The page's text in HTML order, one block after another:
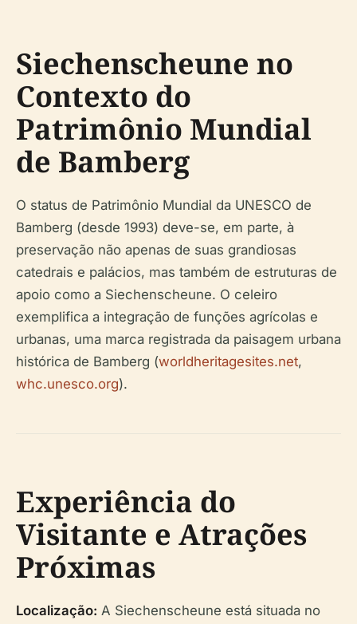
Siechenscheune no
Contexto do
Patrimônio Mundial
de Bamberg
O status de Patrimônio Mundial da UNESCO de
Bamberg (desde 1993) deve-se, em parte, à
preservação não apenas de suas grandiosas
catedrais e palácios, mas também de estruturas de
apoio como a Siechenscheune. O celeiro
exemplifica a integração de funções agrícolas e
urbanas, uma marca registrada da paisagem urbana
histórica de Bamberg (worldheritagesites.net,
whc.unesco.org).
Experiência do
Visitante e Atrações
Próximas
Localização: A Siechenscheune está situada no